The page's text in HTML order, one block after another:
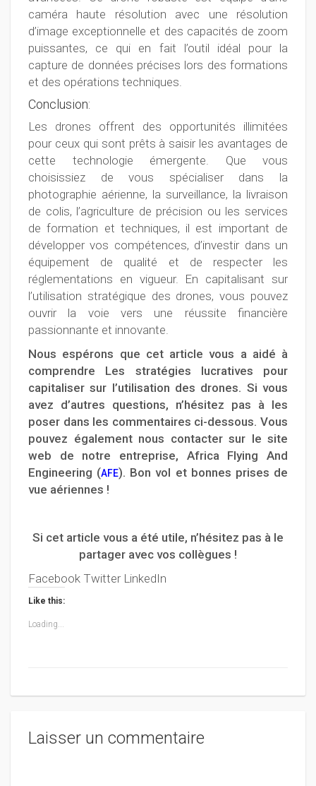
caméra haute résolution avec une résolution
d’image exceptionnelle et des capacités de zoom
puissantes, ce qui en fait l’outil idéal pour la
capture de données précises lors des formations
et des opérations techniques.
Conclusion:
Les drones offrent des opportunités illimitées
pour ceux qui sont prêts à saisir les avantages de
cette technologie émergente. Que vous
choisissiez de vous spécialiser dans la
photographie aérienne, la surveillance, la livraison
de colis, l’agriculture de précision ou les services
de formation et techniques, il est important de
développer vos compétences, d’investir dans un
équipement de qualité et de respecter les
réglementations en vigueur. En capitalisant sur
l’utilisation stratégique des drones, vous pouvez
ouvrir la voie vers une réussite financière
passionnante et innovante.
Nous espérons que cet article vous a aidé à
comprendre Les stratégies lucratives pour
capitaliser sur l’utilisation des drones. Si vous
avez d’autres questions, n’hésitez pas à les
poser dans les commentaires ci-dessous. Vous
pouvez également nous contacter sur le site
web de notre entreprise, Africa Flying And
Engineering (AFE). Bon vol et bonnes prises de
vue aériennes !
Si cet article vous a été utile, n’hésitez pas à le
partager avec vos collègues !
Facebook Twitter LinkedIn
Like this:
Loading...
Laisser un commentaire